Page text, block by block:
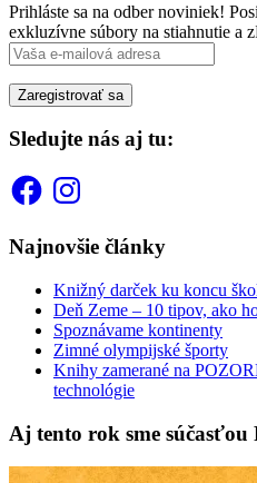
Prihláste sa na odber noviniek!
exkluzívne súbory na stiahnutie a
Sledujte nás aj tu:
FacebookInstagram
Najnovšie články
Knižný darček ku koncu
Deň Zeme – 10 tipov, ako
Spoznávame kontinenty
Zimné olympijské športy
Knihy zamerané na
technológie
Aj tento rok sme súčasťou